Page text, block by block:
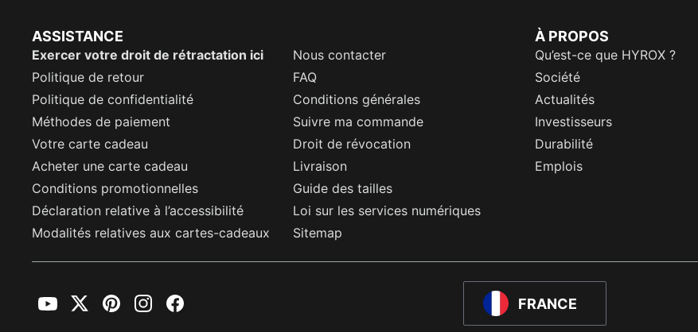
ASSISTANCE
Exercer votre droit de rétractation ici
Nous contacter
Politique de retour
FAQ
Politique de confidentialité
Conditions générales
Méthodes de paiement
Suivre ma commande
Votre carte cadeau
Droit de révocation
Acheter une carte cadeau
Livraison
Conditions promotionnelles
Guide des tailles
Déclaration relative à l’accessibilité
Loi sur les services numériques
Modalités relatives aux cartes-cadeaux
Sitemap
À PROPOS
Qu’est-ce que HYROX ?
Société
Actualités
Investisseurs
Durabilité
Emplois
FRANCE
YouTubeTwitterPinterestInstagramFacebook